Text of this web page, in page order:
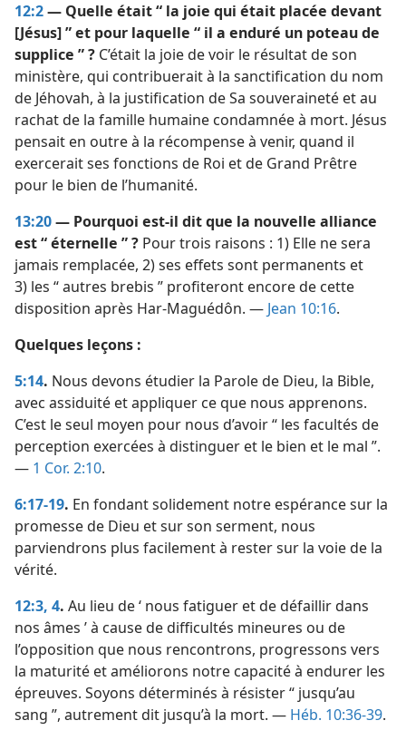
12:2— Quelle était “ la joie qui était placée devant
[Jésus] ” et pour laquelle “ il a enduré un poteau de
supplice ” ? C’était la joie de voir le résultat de son
ministère, qui contribuerait à la sanctification du nom
de Jéhovah, à la justification de Sa souveraineté et au
rachat de la famille humaine condamnée à mort. Jésus
pensait en outre à la récompense à venir, quand il
exercerait ses fonctions de Roi et de Grand Prêtre
pour le bien de l’humanité.
13:20— Pourquoi est-​il dit que la nouvelle alliance
est “ éternelle ” ? Pour trois raisons : 1) Elle ne sera
jamais remplacée, 2) ses effets sont permanents et
3) les “ autres brebis ” profiteront encore de cette
disposition après Har-Maguédôn. — Jean 10:16.
Quelques leçons :
5:14. Nous devons étudier la Parole de Dieu, la Bible,
avec assiduité et appliquer ce que nous apprenons.
C’est le seul moyen pour nous d’avoir “ les facultés de
perception exercées à distinguer et le bien et le mal ”.
— 1 Cor. 2:10.
6:17-19. En fondant solidement notre espérance sur la
promesse de Dieu et sur son serment, nous
parviendrons plus facilement à rester sur la voie de la
vérité.
12:3, 4. Au lieu de ‘ nous fatiguer et de défaillir dans
nos âmes ’ à cause de difficultés mineures ou de
l’opposition que nous rencontrons, progressons vers
la maturité et améliorons notre capacité à endurer les
épreuves. Soyons déterminés à résister “ jusqu’au
sang ”, autrement dit jusqu’à la mort. — Héb. 10:36-39.